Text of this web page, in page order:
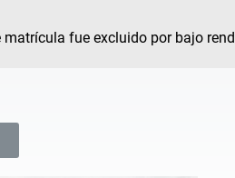
fue excluido por bajo